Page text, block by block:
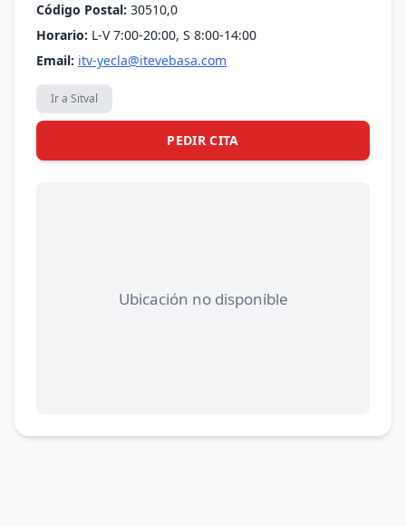
Código Postal: 30510,0
Horario: L-V 7:00-20:00, S 8:00-14:00
Email: itv-yecla@itevebasa.com
Ir a Sitval
PEDIR CITA
Ubicación no disponible